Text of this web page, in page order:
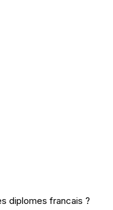
diplomes francais ?